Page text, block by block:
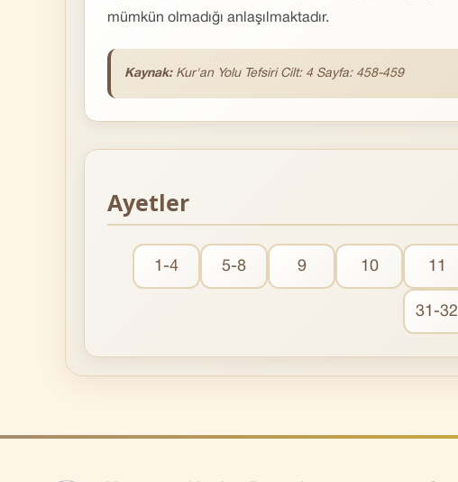
mümkün olmadığı anlaşılmaktadır.
Kaynak: Kur'an Yolu Tefsiri Cilt: 4 Sayfa: 458-459
Ayetler
1-4 5-8 9 10 11
31-32